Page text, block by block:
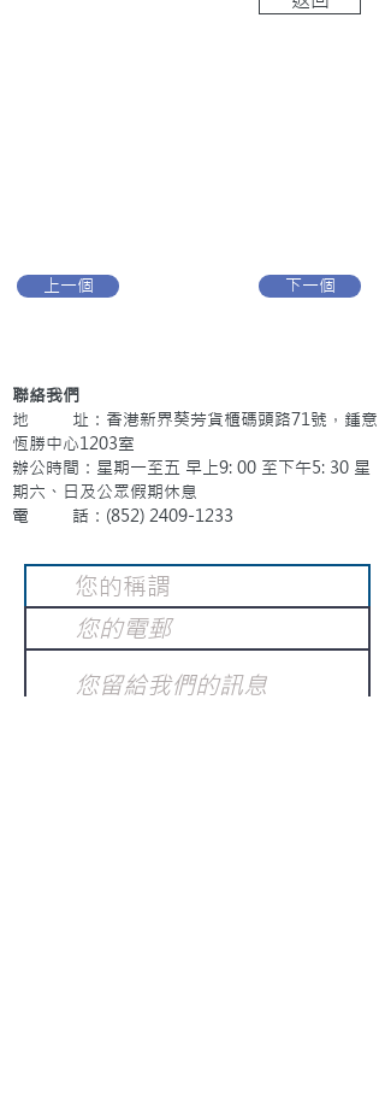
上一個 下一個
聯絡我們
地 址：香港新界葵芳貨櫃碼頭路71號，鍾意
恆勝中心1203室
辦公時間：星期一至五 早上9: 00 至下午5: 30 星
期六、日及公眾假期休息
電 話：(852) 2409-1233